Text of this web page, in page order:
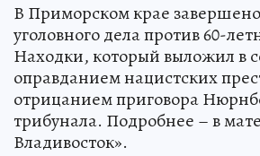
В Приморском крае
уголовного дела против 60-
Находки, который выложил в
оправданием нацистских
отрицанием приговора
трибунала. Подробнее – в
Владивосток».